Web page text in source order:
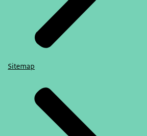
Sitemap